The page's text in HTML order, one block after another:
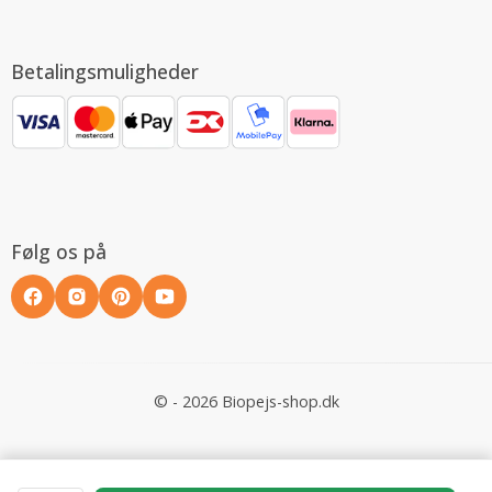
Betalingsmuligheder
Følg os på
© - 2026 Biopejs-shop.dk